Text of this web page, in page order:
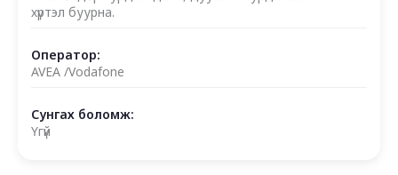
хүртэл буурна.
Оператор:
AVEA /Vodafone
Сунгах боломж:
Үгүй